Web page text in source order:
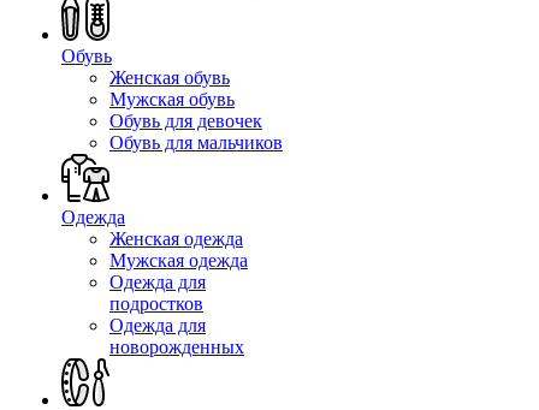
Обувь
Женская обувь
Мужская обувь
Обувь для девочек
Обувь для мальчиков
Одежда
Женская одежда
Мужская одежда
Одежда для
подростков
Одежда для
новорожденных